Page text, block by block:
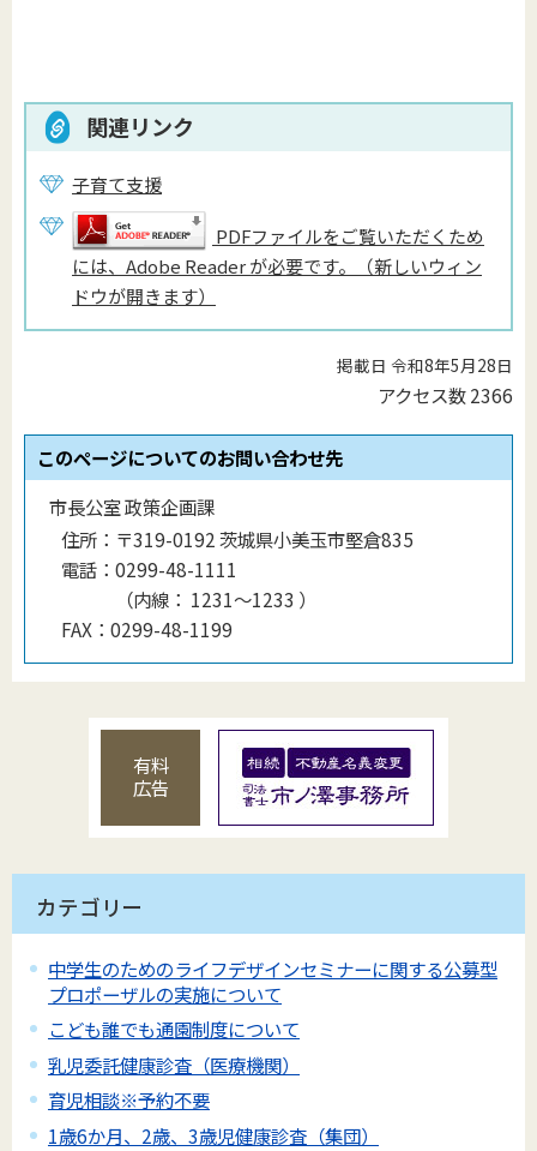
関連リンク
子育て支援
PDFファイルをご覧いただくため
には、Adobe Reader が必要です。（新しいウィン
ドウが開きます）
掲載日 令和8年5月28日
アクセス数2366
このページについてのお問い合わせ先
市長公室 政策企画課
住所： 〒319-0192 茨城県小美玉市堅倉835
電話： 0299-48-1111
（内線 ： 1231〜1233 ）
FAX： 0299-48-1199
有料
広告
カテゴリー
中学生のためのライフデザインセミナーに関する公募型
プロポーザルの実施について
こども誰でも通園制度について
乳児委託健康診査（医療機関）
育児相談※予約不要
1歳6か月、2歳、3歳児健康診査（集団）